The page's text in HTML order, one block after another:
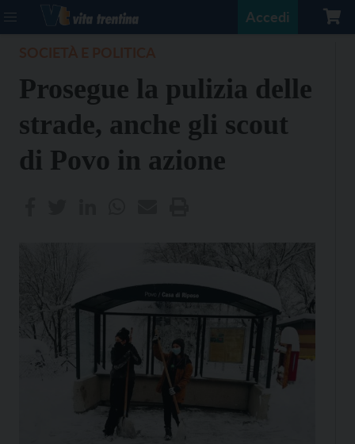
Accedi
Prosegue la pulizia delle
strade, anche gli scout
di Povo in azione